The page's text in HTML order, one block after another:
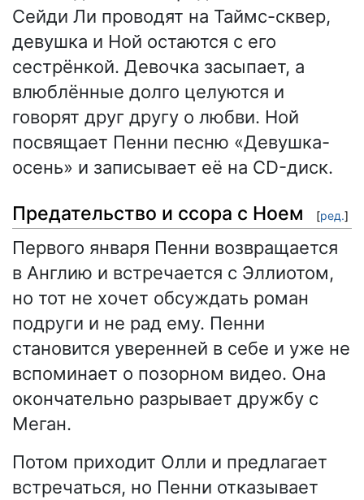
Сейди Ли проводят на Таймс-сквер,
девушка и Ной остаются с его
сестрёнкой. Девочка засыпает, а
влюблённые долго целуются и
говорят друг другу о любви. Ной
посвящает Пенни песню «Девушка-
осень» и записывает её на CD-диск.
Предательство и ссора с Ноем [ред.]
Первого января Пенни возвращается
в Англию и встречается с Эллиотом,
но тот не хочет обсуждать роман
подруги и не рад ему. Пенни
становится уверенней в себе и уже не
вспоминает о позорном видео. Она
окончательно разрывает дружбу с
Меган.
Потом приходит Олли и предлагает
встречаться, но Пенни отказывает